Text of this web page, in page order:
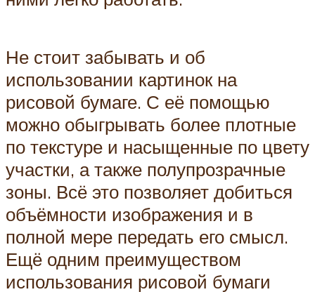
Не стоит забывать и об
использовании картинок на
рисовой бумаге. С её помощью
можно обыгрывать более плотные
по текстуре и насыщенные по цвету
участки, а также полупрозрачные
зоны. Всё это позволяет добиться
объёмности изображения и в
полной мере передать его смысл.
Ещё одним преимуществом
использования рисовой бумаги